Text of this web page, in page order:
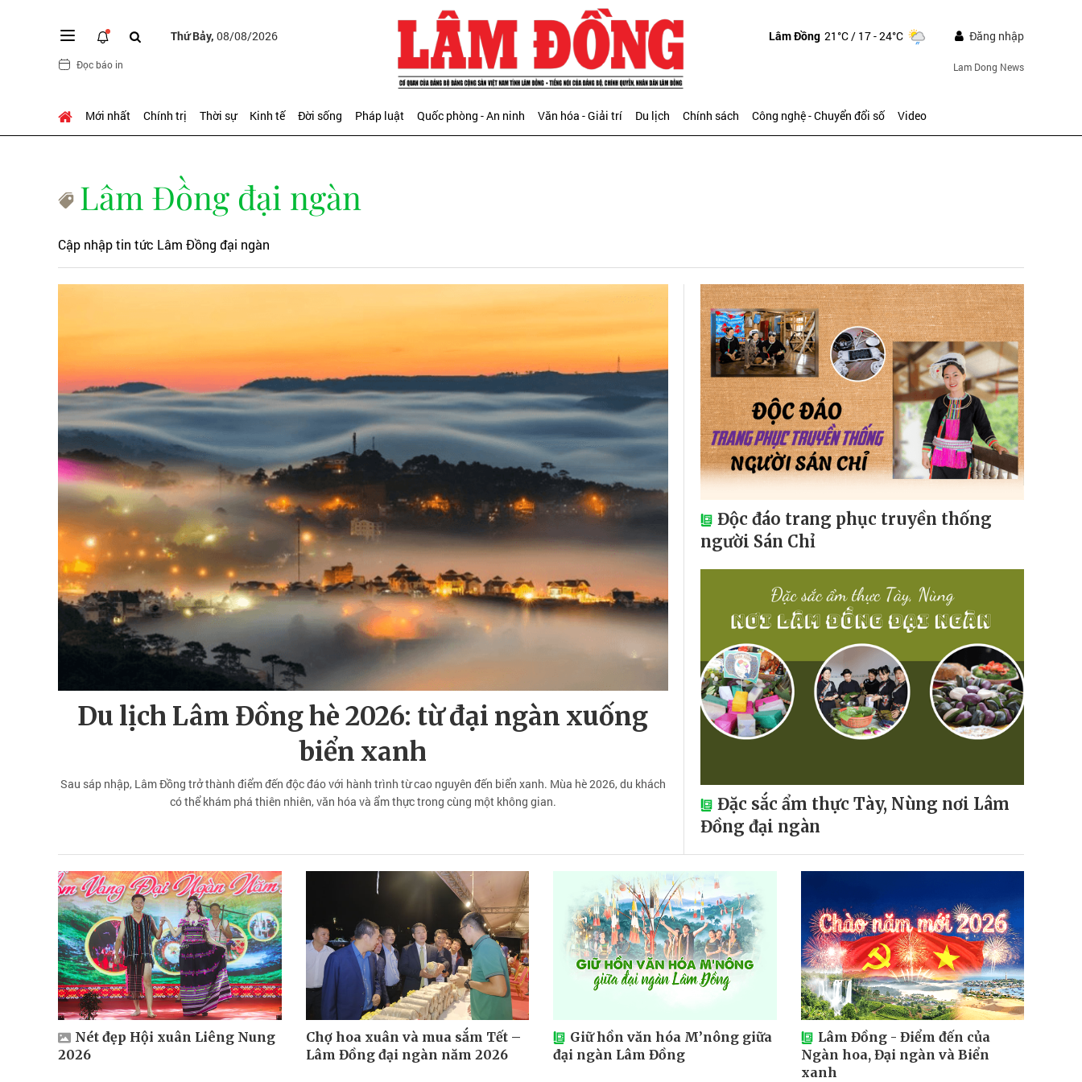
Thứ Bảy, 08/08/2026
Đọc báo in
Lâm Đồng 21°C/ 17 - 24°C Đăng nhập
Lam Dong News
Mới nhất Chính trị Thời sự Kinh tế Đời sống Pháp luật Quốc phòng - An ninh Văn hóa - Giải trí Du lịch Chính sách Công nghệ - Chuyển đổi số Video
Lâm Đồng đại ngàn
Cập nhập tin tức Lâm Đồng đại ngàn
Du lịch Lâm Đồng hè 2026: từ đại ngàn xuống
biển xanh
Sau sáp nhập, Lâm Đồng trở thành điểm đến độc đáo với hành trình từ cao nguyên đến biển xanh. Mùa hè 2026, du khách
có thể khám phá thiên nhiên, văn hóa và ẩm thực trong cùng một không gian.
Độc đáo trang phục truyền thống
người Sán Chỉ
Đặc sắc ẩm thực Tày, Nùng nơi Lâm
Đồng đại ngàn
Nét đẹp Hội xuân Liêng Nung
2026
Chợ hoa xuân và mua sắm Tết –
Lâm Đồng đại ngàn năm 2026
Giữ hồn văn hóa M’nông giữa
đại ngàn Lâm Đồng
Lâm Đồng - Điểm đến của
Ngàn hoa, Đại ngàn và Biển
xanh